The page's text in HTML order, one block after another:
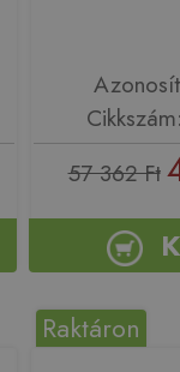
57 362 Ft
Raktáron